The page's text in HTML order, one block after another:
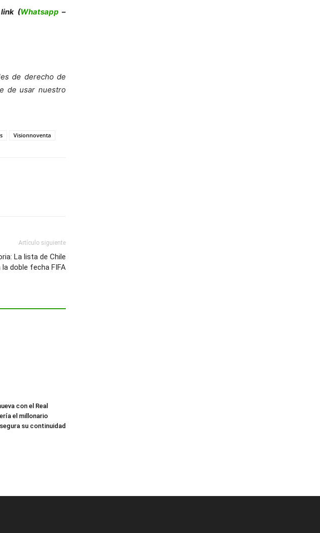
(Whatsapp –
de derecho de
de usar nuestro
Visionnoventa
Artículo siguiente
La lista de Chile
la doble fecha FIFA
con el Real
el millonario
su continuidad